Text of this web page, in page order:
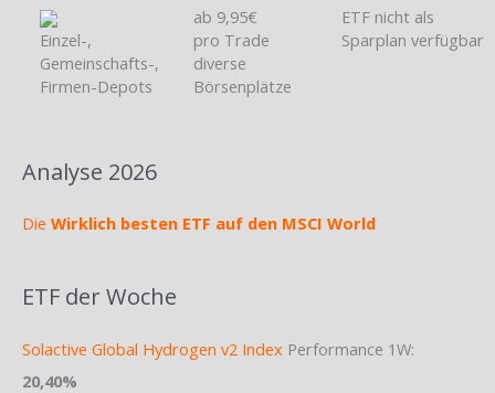
Einzel-,
Gemeinschafts-,
Firmen-Depots
ab 9,95€
pro Trade
diverse
Börsenplätze
ETF nicht als
Sparplan verfügbar
Analyse 2026
Die Wirklich besten ETF auf den MSCI World
ETF der Woche
Solactive Global Hydrogen v2 Index Performance 1W:
20,40%